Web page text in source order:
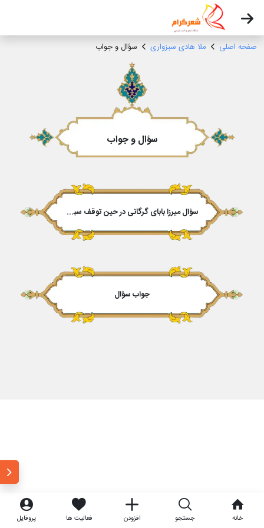
صفحه اصلی ملا هادی سبزواری سؤال و جواب
سؤال و جواب
سؤال میرزا بابای گرگانی در حین توقف سبزوار از حاج ملاهادی سبزواری
جواب سؤال
خانه جستجو افزودن فعالیت ها پروفایل